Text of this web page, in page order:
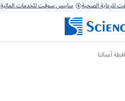
للرعاية الصحية ساينس سوفت للخدمات المالية
أعمالنا